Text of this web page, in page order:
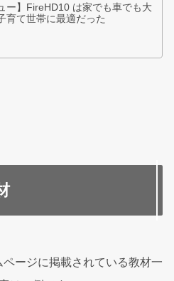
ー】FireHD10 は家でも車でも大
育て世帯に最適だった
ページに掲載されている教材一